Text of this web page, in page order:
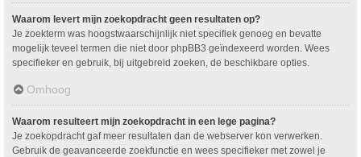
Waarom levert mijn zoekopdracht geen resultaten op?
Je zoekterm was hoogstwaarschijnlijk niet specifiek genoeg en bevatte
mogelijk teveel termen die niet door phpBB3 geïndexeerd worden. Wees
specifieker en gebruik, bij uitgebreid zoeken, de beschikbare opties.
Omhoog
Waarom resulteert mijn zoekopdracht in een lege pagina?
Je zoekopdracht gaf meer resultaten dan de webserver kon verwerken.
Gebruik de geavanceerde zoekfunctie en wees specifieker met zowel je